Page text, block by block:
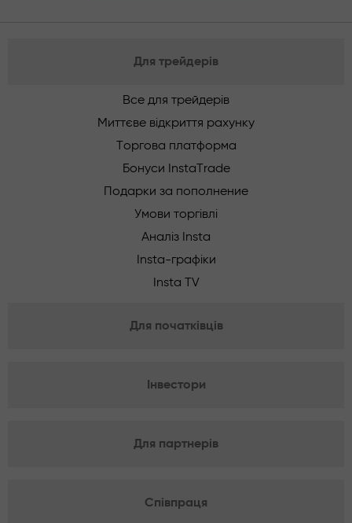
Для трейдерів
Все для трейдерів
Миттєве відкриття рахунку
Торгова платформа
Бонуси InstaTrade
Подарки за пополнение
Умови торгівлі
Аналіз Insta
Insta-графіки
Insta TV
Для початківців
Інвестори
Для партнерів
Співпраця